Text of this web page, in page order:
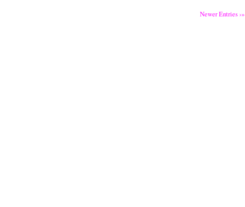
Newer Entries ›»